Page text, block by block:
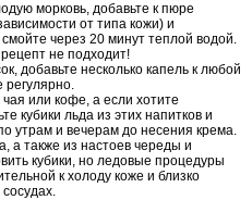
морковь, добавьте к пюре
от типа кожи) и
через 20 минут теплой водой.
не подходит!
добавьте несколько капель к любой
регулярно.
или кофе, а если хотите
кубики льда из этих напитков и
утрам и вечерам до несения крема.
а также из настоев череды и
кубики, но ледовые процедуры
к холоду коже и близко